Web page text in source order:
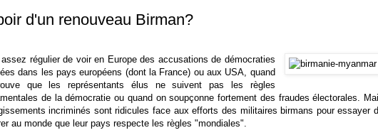
d'un renouveau Birman?
régulier de voir en Europe des accusations de démocraties
dans les pays européens (dont la France) ou aux USA, quand
que les représentants élus ne suivent pas les règles
de la démocratie ou quand on soupçonne fortement des fraudes électorales.
incriminés sont ridicules face aux efforts des militaires birmans pour essayer
au monde que leur pays respecte les règles "mondiales".